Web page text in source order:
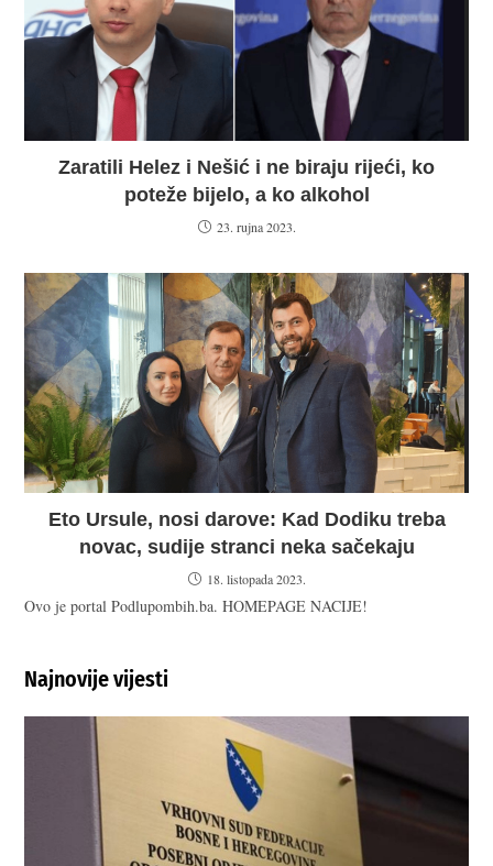
Zaratili Helez i Nešić i ne biraju rijeći, ko
poteže bijelo, a ko alkohol
23. rujna 2023.
Eto Ursule, nosi darove: Kad Dodiku treba
novac, sudije stranci neka sačekaju
18. listopada 2023.
Ovo je portal Podlupombih.ba. HOMEPAGE NACIJE!
Najnovije vijesti